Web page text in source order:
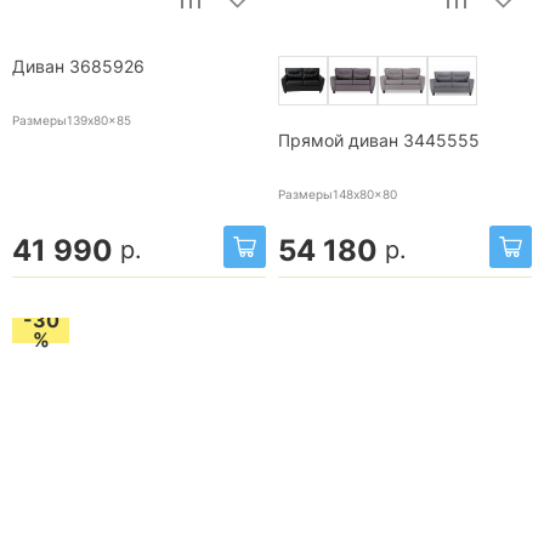
Диван 3685926
Размеры139x80x85
41 990 р.
Прямой диван 3445555
Размеры148x80x80
54 180 р.
-30
%